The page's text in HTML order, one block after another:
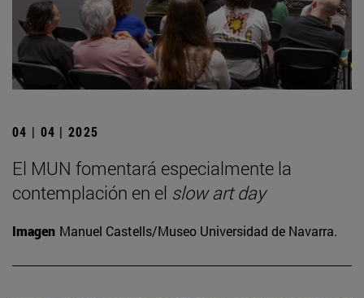
04 | 04 | 2025
El MUN fomentará especialmente la
contemplación en el slow art day
Imagen Manuel Castells/Museo Universidad de Navarra.